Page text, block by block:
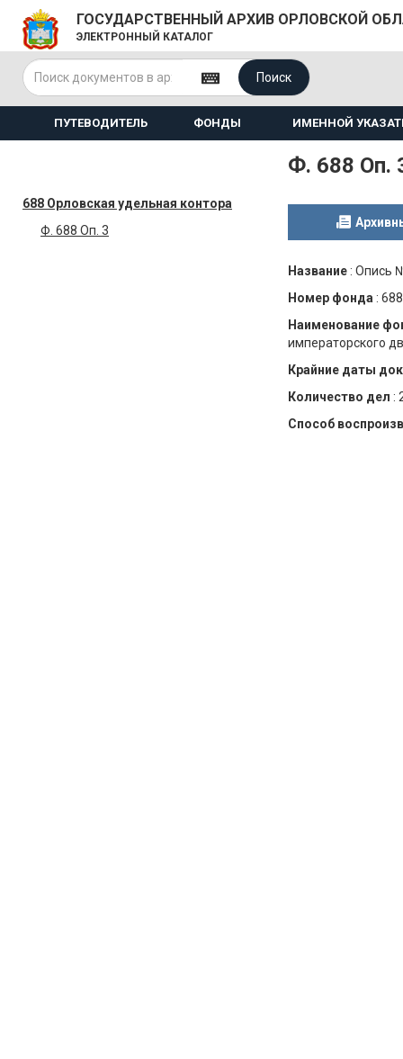
ГОСУДАРСТВЕННЫЙ АРХИВ ОРЛОВСКОЙ
ЭЛЕКТРОННЫЙ КАТАЛОГ
Поиск
ПУТЕВОДИТЕЛЬ ФОНДЫ ИМЕННОЙ
688 Орловская удельная контора
Ф. 688 Оп. 3
Ф. 688 Оп.
Название : Опись
Номер фонда : 688
Наименование
императорского
Крайние даты
Количество дел :
Способ